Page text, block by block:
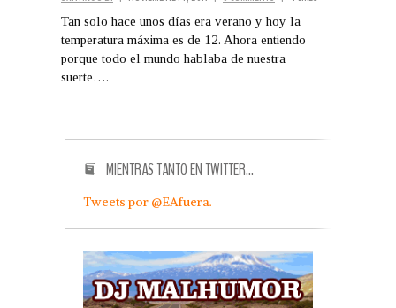
Tan solo hace unos días era verano y hoy la
temperatura máxima es de 12. Ahora entiendo
porque todo el mundo hablaba de nuestra
suerte….
MIENTRAS TANTO EN TWITTER…
Tweets por @EAfuera.